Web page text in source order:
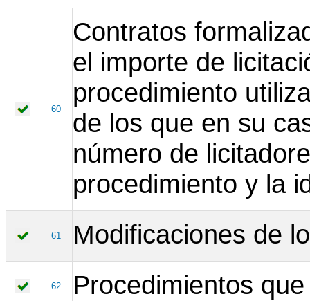
60
Contratos
el importe de
procedimiento
de los que en su
número de
procedimiento y la
61 Modificaciones de
62 Procedimientos